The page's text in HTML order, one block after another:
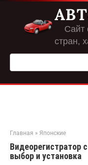
Перейти
контенту
Сайт
стран,
Поиск:
Главная » Японские
Видеорегистратор
выбор и установка